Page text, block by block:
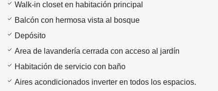
Walk-in closet en habitación principal
Balcón con hermosa vista al bosque
Depósito
Area de lavandería cerrada con acceso al jardín
Habitación de servicio con baño
Aires acondicionados inverter en todos los espacios.